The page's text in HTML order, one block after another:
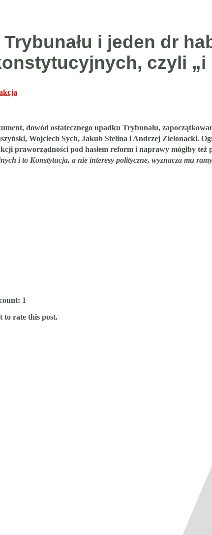
i jeden dr
czyli „i
dowód ostatecznego upadku Trybunału,
Wojciech Sych, Jakub Stelina i Andrzej Zielonacki.
praworządności pod hasłem reform i naprawy mógłby
i to Konstytucja, a nie interesy polityczne, wyznacza mu
1
to rate this post.